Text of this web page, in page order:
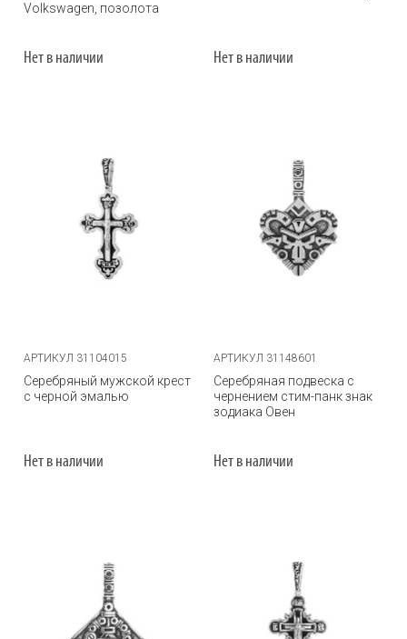
Volkswagen, позолота
Нет в наличии Нет в наличии
АРТИКУЛ 31104015
Серебряный мужской крест
с черной эмалью
Нет в наличии
АРТИКУЛ 31148601
Серебряная подвеска с
чернением стим-панк знак
зодиака Овен
Нет в наличии